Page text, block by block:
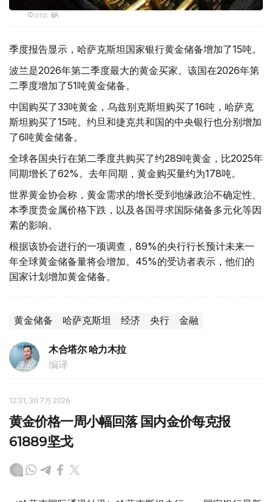
Фото: ӨзА
季度报告显示，哈萨克斯坦国家银行黄金储备增加了15吨。
波兰是2026年第二季度最大的黄金买家。该国在2026年第
二季度增加了51吨黄金储备。
中国购买了33吨黄金，乌兹别克斯坦购买了16吨，哈萨克
斯坦购买了15吨。约旦和捷克共和国的中央银行也分别增加
了6吨黄金储备。
全球各国央行在第二季度共购买了约289吨黄金，比2025年
同期增长了62%。去年同期，黄金购买量约为178吨。
世界黄金协会称，黄金需求的增长受到地缘政治不确定性、
本季度贵金属价格下跌，以及各国寻求国际储备多元化等因
素的影响。
根据该协会进行的一项调查，89%的央行行长预计未来一
年全球黄金储备量将会增加。45%的受访者表示，他们的
国家计划增加黄金储备。
黄金储备 哈萨克斯坦 经济 央行 金融
木合塔尔 哈力木拉
编译
12:31, 30 7月 2026
黄金价格一周小幅回落 国内金价每克报
61889坚戈